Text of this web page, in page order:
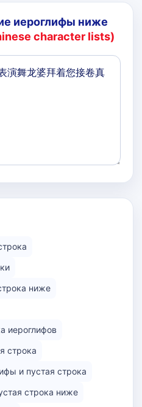
иероглифы ниже
character lists)
ниже
иероглифов
строка
и пустая строка
строка ниже